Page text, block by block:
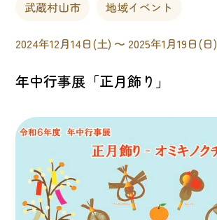
武蔵村山市 地域イベント
2024年12月14日(土) 〜 2025年1月19日(日)
年中行事展「正月飾り」